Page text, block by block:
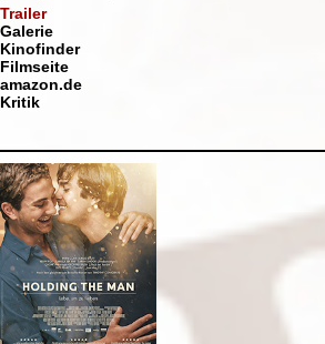
Trailer
Galerie
Kinofinder
Filmseite
amazon.de
Kritik